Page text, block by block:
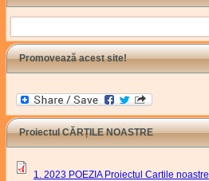
Search
Promovează acest site!
Proiectul CĂRȚILE NOASTRE
1. 2023 POEZIA Proiectul Cartile noastre